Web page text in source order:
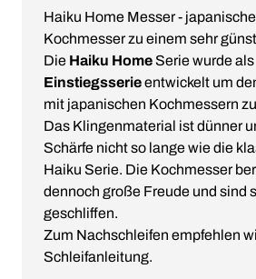
Haiku Home Messer - japanische
Kochmesser zu einem sehr
Die Haiku Home Serie wurde als
Einstiegsserieentwickelt um
mit japanischen Kochmessern
Das Klingenmaterial ist dünner
Schärfe nicht so lange wie die
Haiku Serie. Die Kochmesser
dennoch große Freude und sind
geschliffen.
Zum Nachschleifen empfehlen
Schleifanleitung.